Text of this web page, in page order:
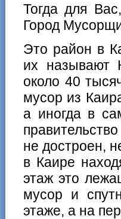
Тогда для
Город
Это район в
их называют
около 40
мусор из
а иногда в
не достроен,
в Каире
этаж это
мусор и
этаже, а на